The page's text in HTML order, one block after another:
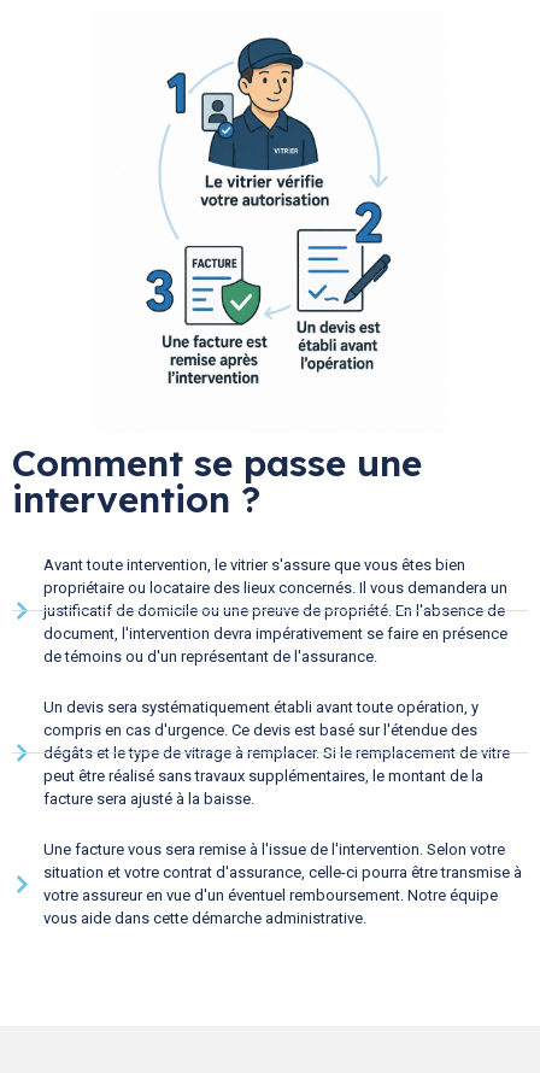
Comment se passe une
intervention ?
Avant toute intervention, le vitrier s'assure que vous êtes bien
propriétaire ou locataire des lieux concernés. Il vous demandera un
justificatif de domicile ou une preuve de propriété. En l'absence de
document, l'intervention devra impérativement se faire en présence
de témoins ou d'un représentant de l'assurance.
Un devis sera systématiquement établi avant toute opération, y
compris en cas d'urgence. Ce devis est basé sur l'étendue des
dégâts et le type de vitrage à remplacer. Si le remplacement de vitre
peut être réalisé sans travaux supplémentaires, le montant de la
facture sera ajusté à la baisse.
Une facture vous sera remise à l'issue de l'intervention. Selon votre
situation et votre contrat d'assurance, celle-ci pourra être transmise à
votre assureur en vue d'un éventuel remboursement. Notre équipe
vous aide dans cette démarche administrative.